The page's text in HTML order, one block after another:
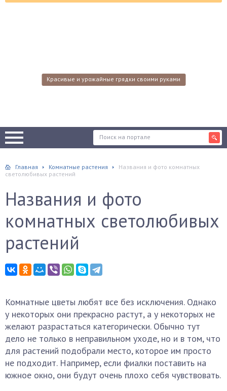
Красивые и урожайные грядки своими руками
Главная Комнатные растения
Названия и фото комнатных
светолюбивых растений
Названия и фото
комнатных светолюбивых
растений
Комнатные цветы любят все без исключения. Однако
у некоторых они прекрасно растут, а у некоторых не
желают разрастаться категорически. Обычно тут
дело не только в неправильном уходе, но и в том, что
для растений подобрали место, которое им просто
не подходит. Например, если фиалки поставить на
южное окно, они будут очень плохо себя чувствовать.